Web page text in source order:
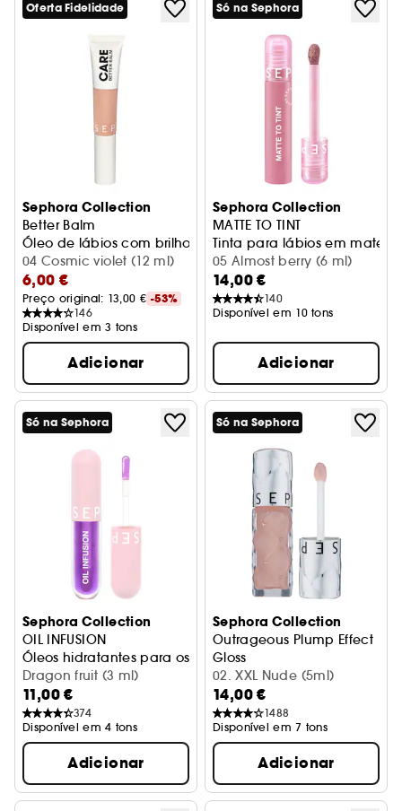
Oferta Fidelidade
Sephora Collection
Better Balm
Óleo de lábios com brilho
04 Cosmic violet (12 ml)
6,00 €
Preço original: 13,00 € -53%
146
Disponível em 3 tons
Adicionar
Só na Sephora
Sephora Collection
MATTE TO TINT
Tinta para lábios em mate
05 Almost berry (6 ml)
14,00 €
140
Disponível em 10 tons
Adicionar
Só na Sephora
Sephora Collection
OIL INFUSION
Óleos hidratantes para os lábios
Dragon fruit (3 ml)
11,00 €
374
Disponível em 4 tons
Adicionar
Só na Sephora
Sephora Collection
Outrageous Plump Effect
Gloss
02. XXL Nude (5ml)
14,00 €
1488
Disponível em 7 tons
Adicionar